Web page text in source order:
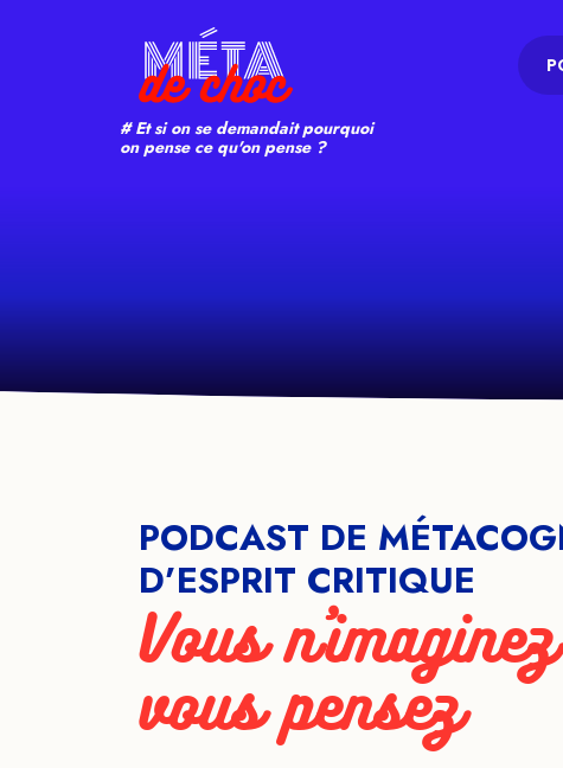
# Et si on se demandait pourquoi
on pense ce qu'on pense ?
PODCAST DE
D’ESPRIT CRITIQUE
Vous
vous pensez